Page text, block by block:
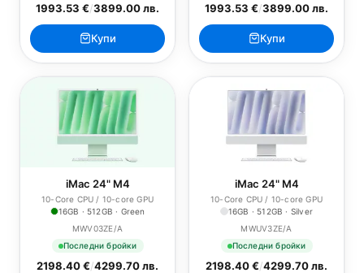
1993.53 €/3899.00 лв.
Купи
1993.53 €/3899.00 лв.
Купи
iMac 24" M4
10-Core CPU / 10-core GPU
16GB · 512GB · Green
MWV03ZE/A
Последни бройки
2198.40 €/4299.70 лв.
iMac 24" M4
10-Core CPU / 10-core GPU
16GB · 512GB · Silver
MWUV3ZE/A
Последни бройки
2198.40 €/4299.70 лв.